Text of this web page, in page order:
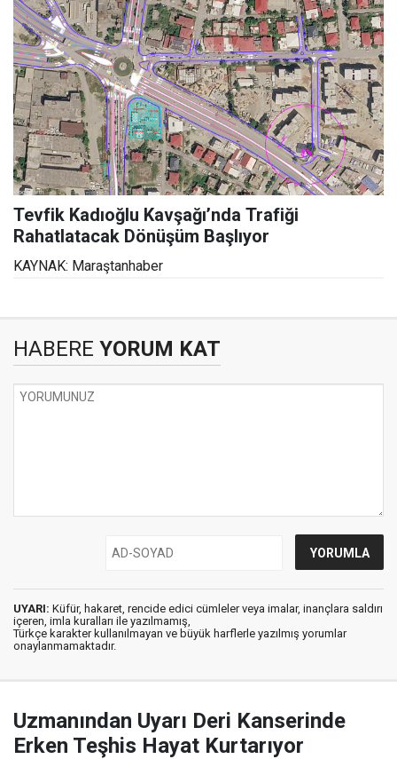
Tevfik Kadıoğlu Kavşağı’nda Trafiği
Rahatlatacak Dönüşüm Başlıyor
KAYNAK: Maraştanhaber
HABERE YORUM KAT
UYARI: Küfür, hakaret, rencide edici cümleler veya imalar, inançlara saldırı
içeren, imla kuralları ile yazılmamış,
Türkçe karakter kullanılmayan ve büyük harflerle yazılmış yorumlar
onaylanmamaktadır.
Uzmanından Uyarı Deri Kanserinde
Erken Teşhis Hayat Kurtarıyor